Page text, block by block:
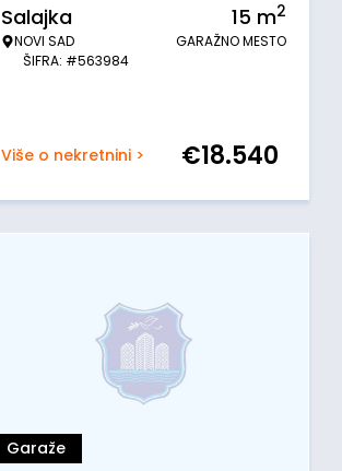
Salajka
NOVI SAD
ŠIFRA: #563984
15 m2
GARAŽNO MESTO
Više o nekretnini > €18.540
Garaže